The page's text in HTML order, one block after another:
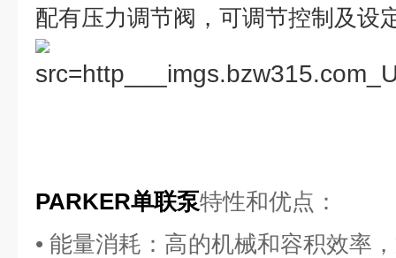
配有压力调节阀，可调节控制及设
PARKER单联泵特性和优点：
• 能量消耗：高的机械和容积效率